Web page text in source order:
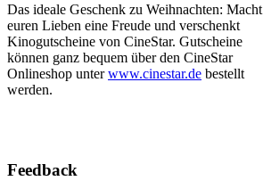
Das ideale Geschenk zu Weihnachten: Macht
euren Lieben eine Freude und verschenkt
Kinogutscheine von CineStar. Gutscheine
können ganz bequem über den CineStar
Onlineshop unterwww.cinestar.de bestellt
werden.
Feedback